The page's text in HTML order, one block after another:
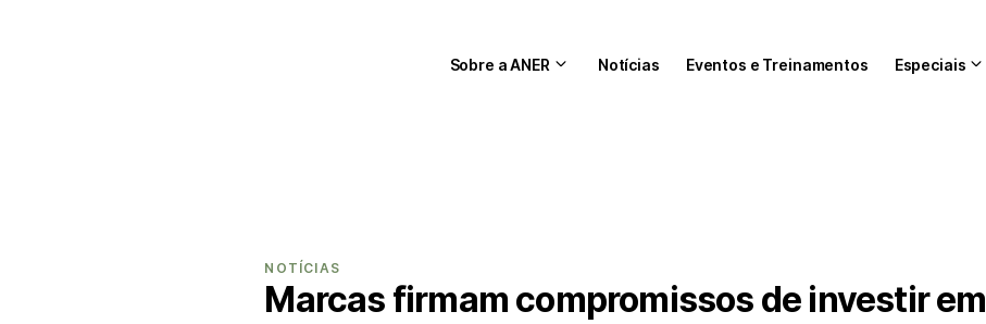
Sobre a ANER Notícias Eventos e Treinamentos Especiais
NOTÍCIAS
Marcas firmam compromissos de investir em